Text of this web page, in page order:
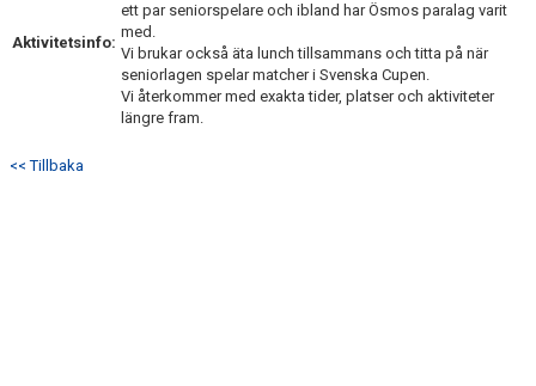
ANMÄLAN PARAHANDBOLL
Aktivitetsinfo:
ett par seniorspelare och ibland har Ösmos paralag varit
med.
Vi brukar också äta lunch tillsammans och titta på när
seniorlagen spelar matcher i Svenska Cupen.
Vi återkommer med exakta tider, platser och aktiviteter
längre fram.
<< Tillbaka